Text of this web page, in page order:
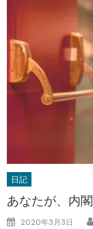
日記
あなたが、内
Posted
2020年3月3日